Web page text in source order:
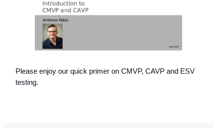
Please enjoy our quick primer on CMVP, CAVP and ESV
testing.